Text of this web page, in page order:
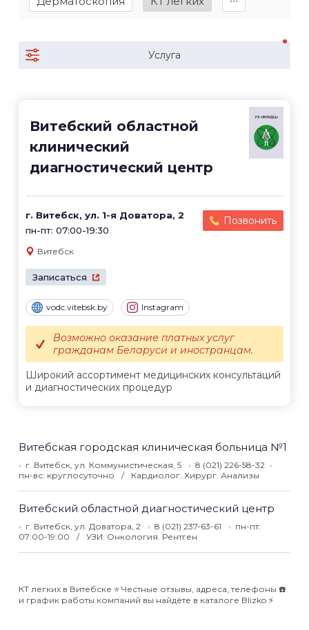
Услуга
Витебский областной
клинический
диагностический центр
г. Витебск, ул. 1-я Доватора, 2
пн-пт: 07:00-19:30
Позвонить
Витебск
Записаться
vodc.vitebsk.by Instagram
Широкий ассортимент медицинских консультаций
и диагностических процедур
Возможно оказание платных услуг
гражданам Беларуси и иностранцам.
Витебская городская клиническая больница №1
г. Витебск, ул. Коммунистическая, 5
8 (021) 226-58-32
пн-вс: круглосуточно
Кардиолог. Хирург. Анализы
Витебский областной диагностический центр
г. Витебск, ул. Доватора, 2 8 (021) 237-63-61
пн-пт:
07:00-19:00
УЗИ. Онкология. Рентген
КТ легких в Витебске ⭐️ Честные отзывы, адреса, телефоны ☎️
и график работы компаний вы найдёте в каталоге Blizko ⚡️